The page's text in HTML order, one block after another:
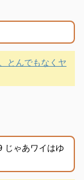
とんでもなくヤ
じゃあワイはゆ